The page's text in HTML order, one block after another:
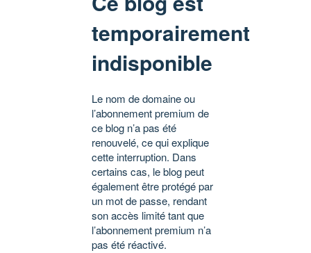
temporairement
indisponible
Le nom de domaine ou
l’abonnement premium de
ce blog n’a pas été
renouvelé, ce qui explique
cette interruption. Dans
certains cas, le blog peut
également être protégé par
un mot de passe, rendant
son accès limité tant que
l’abonnement premium n’a
pas été réactivé.